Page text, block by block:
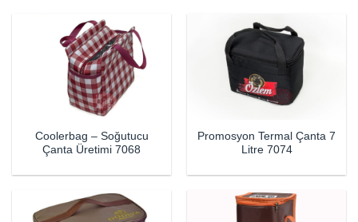
Coolerbag – Soğutucu
Çanta Üretimi 7068
Promosyon Termal Çanta 7
Litre 7074